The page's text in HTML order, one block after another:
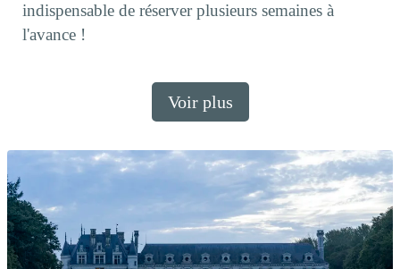
indispensable de réserver plusieurs semaines à
l'avance !
Voir plus